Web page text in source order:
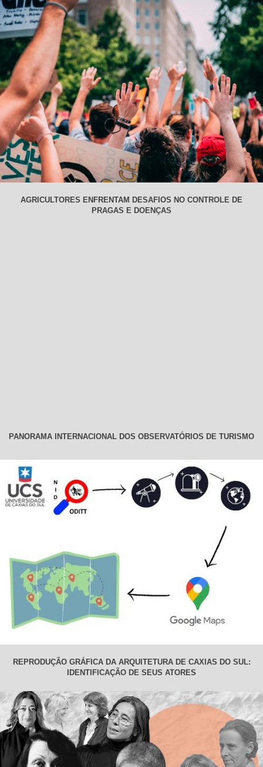
AGRICULTORES ENFRENTAM DESAFIOS NO CONTROLE DE
PRAGAS E DOENÇAS
PANORAMA INTERNACIONAL DOS OBSERVATÓRIOS DE TURISMO
REPRODUÇÃO GRÁFICA DA ARQUITETURA DE CAXIAS DO SUL:
IDENTIFICAÇÃO DE SEUS ATORES